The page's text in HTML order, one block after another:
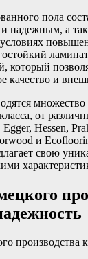
пола
надежным, а
условиях
который
качество и
множество
от
Hessen,
и
свою